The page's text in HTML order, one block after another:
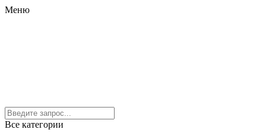
Меню
Все категории